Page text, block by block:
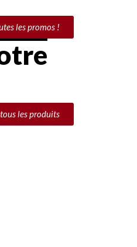
les promos !
les produits